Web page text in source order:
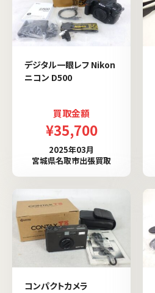
デジタル一眼レフ Nikon
ニコン D500
買取金額
¥35,700
2025年03月
宮城県名取市出張買取
コンパクトカメラ